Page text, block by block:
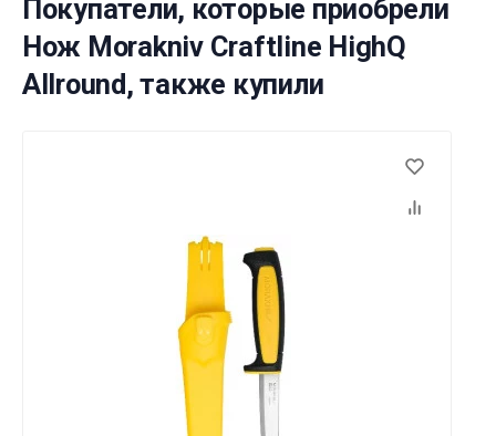
Покупатели, которые приобрели
Нож Morakniv Craftline HighQ
Allround, также купили